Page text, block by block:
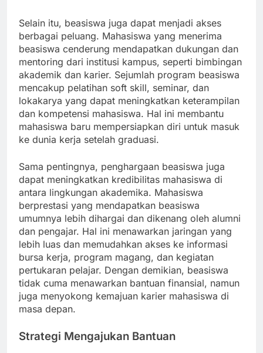
Selain itu, beasiswa juga dapat menjadi akses
berbagai peluang. Mahasiswa yang menerima
beasiswa cenderung mendapatkan dukungan dan
mentoring dari institusi kampus, seperti bimbingan
akademik dan karier. Sejumlah program beasiswa
mencakup pelatihan soft skill, seminar, dan
lokakarya yang dapat meningkatkan keterampilan
dan kompetensi mahasiswa. Hal ini membantu
mahasiswa baru mempersiapkan diri untuk masuk
ke dunia kerja setelah graduasi.
Sama pentingnya, penghargaan beasiswa juga
dapat meningkatkan kredibilitas mahasiswa di
antara lingkungan akademika. Mahasiswa
berprestasi yang mendapatkan beasiswa
umumnya lebih dihargai dan dikenang oleh alumni
dan pengajar. Hal ini menawarkan jaringan yang
lebih luas dan memudahkan akses ke informasi
bursa kerja, program magang, dan kegiatan
pertukaran pelajar. Dengan demikian, beasiswa
tidak cuma menawarkan bantuan finansial, namun
juga menyokong kemajuan karier mahasiswa di
masa depan.
Strategi Mengajukan Bantuan